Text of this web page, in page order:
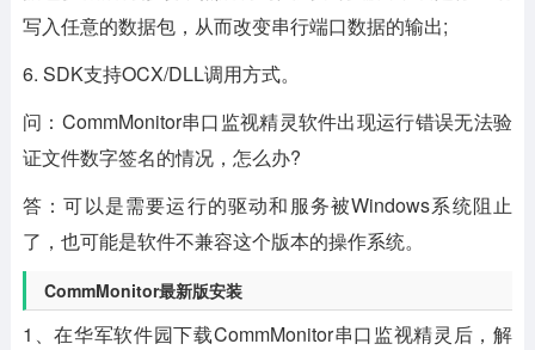
写入任意的数据包，从而改变串行端口数据的输出;
6. SDK支持OCX/DLL调用方式。
问：CommMonitor串口监视精灵软件出现运行错误无法验
证文件数字签名的情况，怎么办?
答：可以是需要运行的驱动和服务被Windows系统阻止
了，也可能是软件不兼容这个版本的操作系统。
CommMonitor最新版安装
1、在华军软件园下载CommMonitor串口监视精灵后，解